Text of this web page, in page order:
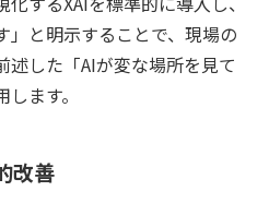
」と明示することで、現場の
した「AIが変な場所を見て
ます。
改善